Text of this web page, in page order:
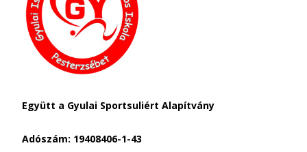
Együtt a Gyulai Sportsuliért Alapítvány
Adószám: 19408406-1-43